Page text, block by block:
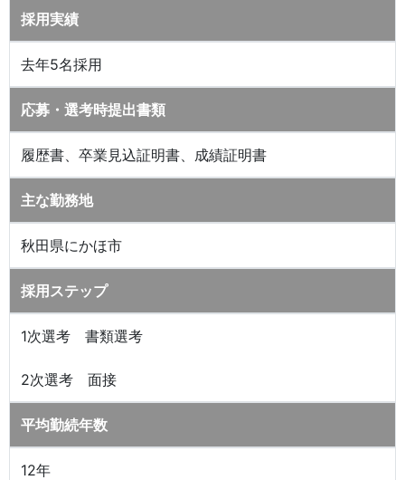
採用実績
去年5名採用
応募・選考時提出書類
履歴書、卒業見込証明書、成績証明書
主な勤務地
秋田県にかほ市
採用ステップ
1次選考 書類選考
2次選考 面接
平均勤続年数
12年